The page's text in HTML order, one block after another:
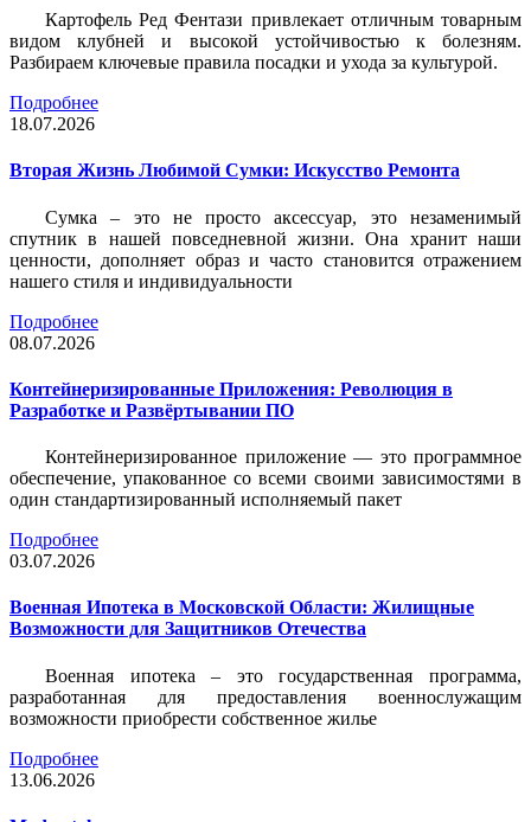
Картофель Ред Фентази привлекает отличным товарным
видом клубней и высокой устойчивостью к болезням.
Разбираем ключевые правила посадки и ухода за культурой.
Подробнее
18.07.2026
Вторая Жизнь Любимой Сумки: Искусство Ремонта
Сумка – это не просто аксессуар, это незаменимый
спутник в нашей повседневной жизни. Она хранит наши
ценности, дополняет образ и часто становится отражением
нашего стиля и индивидуальности
Подробнее
08.07.2026
Контейнеризированные Приложения: Революция в
Разработке и Развёртывании ПО
Контейнеризированное приложение — это программное
обеспечение, упакованное со всеми своими зависимостями в
один стандартизированный исполняемый пакет
Подробнее
03.07.2026
Военная Ипотека в Московской Области: Жилищные
Возможности для Защитников Отечества
Военная ипотека – это государственная программа,
разработанная для предоставления военнослужащим
возможности приобрести собственное жилье
Подробнее
13.06.2026